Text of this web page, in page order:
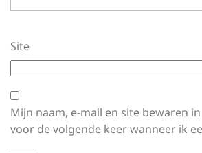
Site
Mijn naam, e-mail en site bewaren
voor de volgende keer wanneer ik